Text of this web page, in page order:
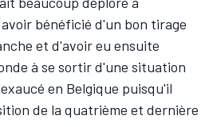
bénéficié d'un bon tirage
et d'avoir eu ensuite
à se sortir d'une situation
en Belgique puisqu'il
de la quatrième et dernière